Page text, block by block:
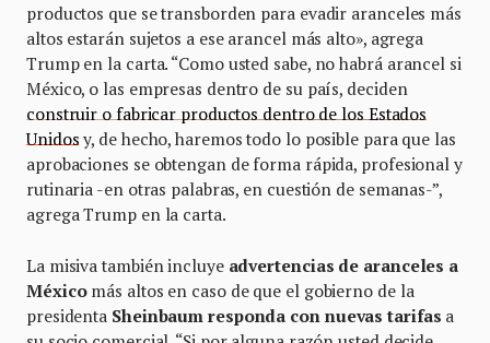
productos que se transborden para evadir aranceles más
altos estarán sujetos a ese arancel más alto», agrega
Trump en la carta. “Como usted sabe, no habrá arancel si
México, o las empresas dentro de su país, deciden
construir o fabricar productos dentro de los Estados
Unidos y, de hecho, haremos todo lo posible para que las
aprobaciones se obtengan de forma rápida, profesional y
rutinaria -en otras palabras, en cuestión de semanas-”,
agrega Trump en la carta.
La misiva también incluye advertencias de aranceles a
Méxicomás altos en caso de que el gobierno de la
presidenta Sheinbaum responda con nuevas tarifas a